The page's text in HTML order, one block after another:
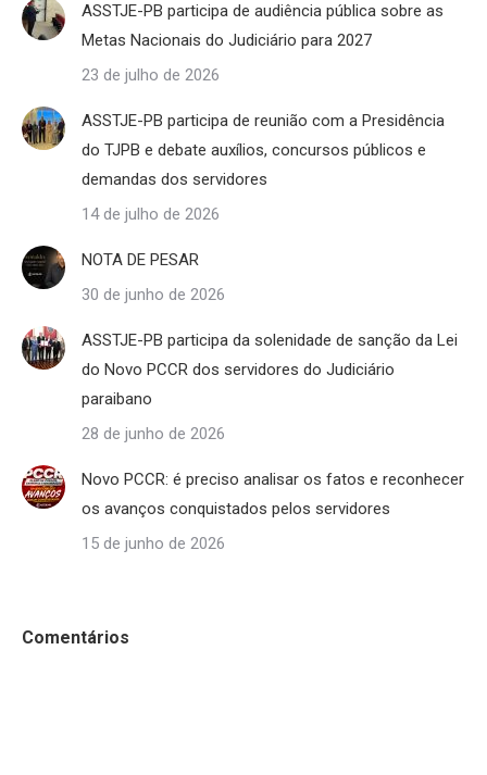
ASSTJE-PB participa de audiência pública sobre as
Metas Nacionais do Judiciário para 2027
23 de julho de 2026
ASSTJE-PB participa de reunião com a Presidência
do TJPB e debate auxílios, concursos públicos e
demandas dos servidores
14 de julho de 2026
NOTA DE PESAR
30 de junho de 2026
ASSTJE-PB participa da solenidade de sanção da Lei
do Novo PCCR dos servidores do Judiciário
paraibano
28 de junho de 2026
Novo PCCR: é preciso analisar os fatos e reconhecer
os avanços conquistados pelos servidores
15 de junho de 2026
Comentários